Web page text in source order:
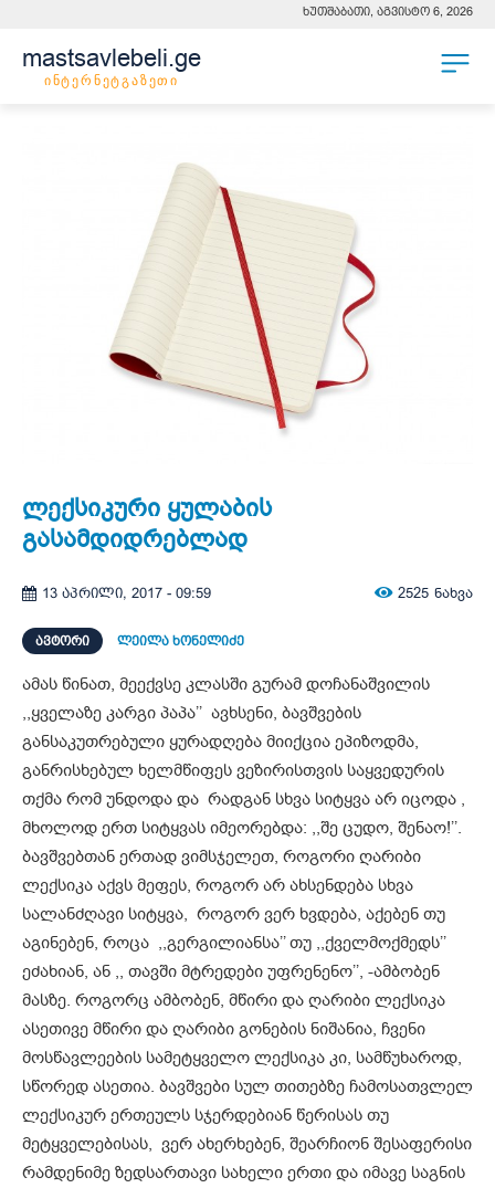
ხუთშაბათი, აგვისტო 6, 2026
mastsavlebeli.ge
ინტერნეტგაზეთი
ლექსიკური ყულაბის
გასამდიდრებლად
13 აპრილი, 2017 - 09:59 2525 ნახვა
ᲐᲕᲢᲝᲠᲘ ლეილა ხონელიძე
ამას წინათ, მეექვსე კლასში გურამ დოჩანაშვილის
,,ყველაზე კარგი პაპა’’ ავხსენი, ბავშვების
განსაკუთრებული ყურადღება მიიქცია ეპიზოდმა,
განრისხებულ ხელმწიფეს ვეზირისთვის საყვედურის
თქმა რომ უნდოდა და რადგან სხვა სიტყვა არ იცოდა ,
მხოლოდ ერთ სიტყვას იმეორებდა: ,,შე ცუდო, შენაო!’’.
ბავშვებთან ერთად ვიმსჯელეთ, როგორი ღარიბი
ლექსიკა აქვს მეფეს, როგორ არ ახსენდება სხვა
სალანძღავი სიტყვა, როგორ ვერ ხვდება, აქებენ თუ
აგინებენ, როცა ,,გერგილიანსა’’ თუ ,,ქველმოქმედს’’
ეძახიან, ან ,, თავში მტრედები უფრენენო’’, -ამბობენ
მასზე. როგორც ამბობენ, მწირი და ღარიბი ლექსიკა
ასეთივე მწირი და ღარიბი გონების ნიშანია, ჩვენი
მოსწავლეების სამეტყველო ლექსიკა კი, სამწუხაროდ,
სწორედ ასეთია. ბავშვები სულ თითებზე ჩამოსათვლელ
ლექსიკურ ერთეულს სჯერდებიან წერისას თუ
მეტყველებისას, ვერ ახერხებენ, შეარჩიონ შესაფერისი
რამდენიმე ზედსართავი სახელი ერთი და იმავე საგნის